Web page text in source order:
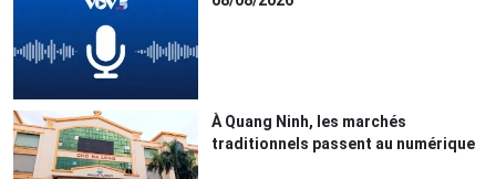
À Quang Ninh, les marchés
traditionnels passent au numérique